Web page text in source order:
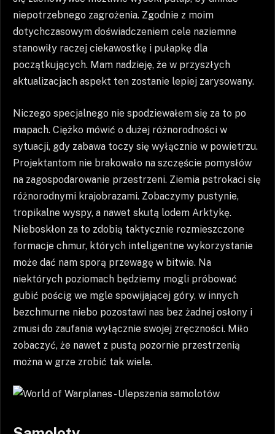
niepotrzebnego zagrożenia. Zgodnie z moim
dotychczasowym doświadczeniem cele naziemne
stanowiły raczej ciekawostkę i pułapkę dla
początkujących. Mam nadzieję, że w przyszłych
aktualizacjach aspekt ten zostanie lepiej zarysowany.
Niczego specjalnego nie spodziewałem się za to po
mapach. Ciężko mówić o dużej różnorodności w
sytuacji, gdy zabawa toczy się wyłącznie w powietrzu.
Projektantom nie brakowało na szczęście pomysłów
na zagospodarowanie przestrzeni. Ziemia pstrokaci się
różnorodnymi krajobrazami. Zobaczymy pustynie,
tropikalne wyspy, a nawet skutą lodem Arktykę.
Nieboskłon za to zdobią taktycznie rozmieszczone
formacje chmur, których inteligentne wykorzystanie
może dać nam sporą przewagę w bitwie. Na
niektórych poziomach będziemy mogli próbować
gubić pościg we mgle spowijającej góry, w innych
bezchmurne niebo pozostawi nas bez żadnej osłony i
zmusi do zaufania wyłącznie swojej zręczności. Miło
zobaczyć, że nawet z pustą pozornie przestrzenią
można w grze zrobić tak wiele.